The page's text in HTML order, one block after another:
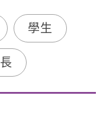
學生